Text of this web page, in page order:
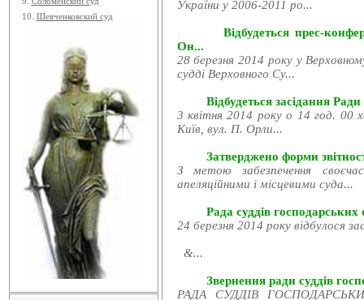
10. Шевченковский суд
України у 2006-2011 ро...
Відбудеться прес-
Он...
28 березня 2014 року у
судді Верховного Су...
Відбудеться засідання
3 квітня 2014 року о 14 год. 00
Київ, вул. П. Орли...
Затверджено форми
З метою забезпечення
апеляційними і місцевими суда...
Рада суддів господарських
24 березня 2014 року відбулося
&...
Звернення ради суддів
РАДА СУДДІВ